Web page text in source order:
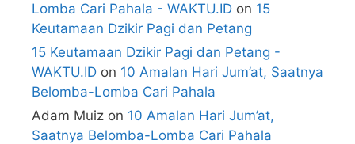
Lomba Cari Pahala - WAKTU.ID on 15
Keutamaan Dzikir Pagi dan Petang
15 Keutamaan Dzikir Pagi dan Petang -
WAKTU.ID on 10 Amalan Hari Jum’at, Saatnya
Belomba-Lomba Cari Pahala
Adam Muiz on 10 Amalan Hari Jum’at,
Saatnya Belomba-Lomba Cari Pahala